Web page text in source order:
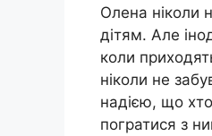
Олена ніколи
дітям. Але
коли
ніколи не
надією, що
погратися з